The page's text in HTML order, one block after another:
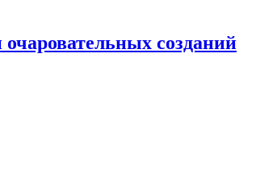
созданий